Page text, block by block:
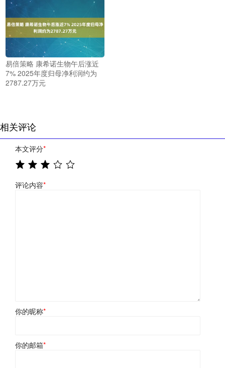
易倍策略 康希诺生物午后涨近
7% 2025年度归母净利润约为
2787.27万元
相关评论
本文评分*
评论内容*
你的昵称*
你的邮箱*